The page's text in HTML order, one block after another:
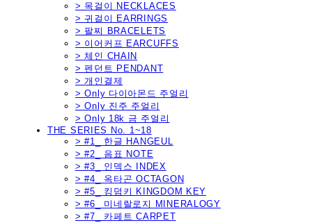
> 목걸이 NECKLACES
> 귀걸이 EARRINGS
> 팔찌 BRACELETS
> 이어커프 EARCUFFS
> 체인 CHAIN
> 펜던트 PENDANT
> 개인결제
> Only 다이아몬드 주얼리
> Only 진주 주얼리
> Only 18k 금 주얼리
THE SERIES No. 1~18
> #1_ 한글 HANGEUL
> #2_ 음표 NOTE
> #3_ 인덱스 INDEX
> #4_ 옥타곤 OCTAGON
> #5_ 킹덤키 KINGDOM KEY
> #6_ 미네랄로지 MINERALOGY
> #7_ 카페트 CARPET